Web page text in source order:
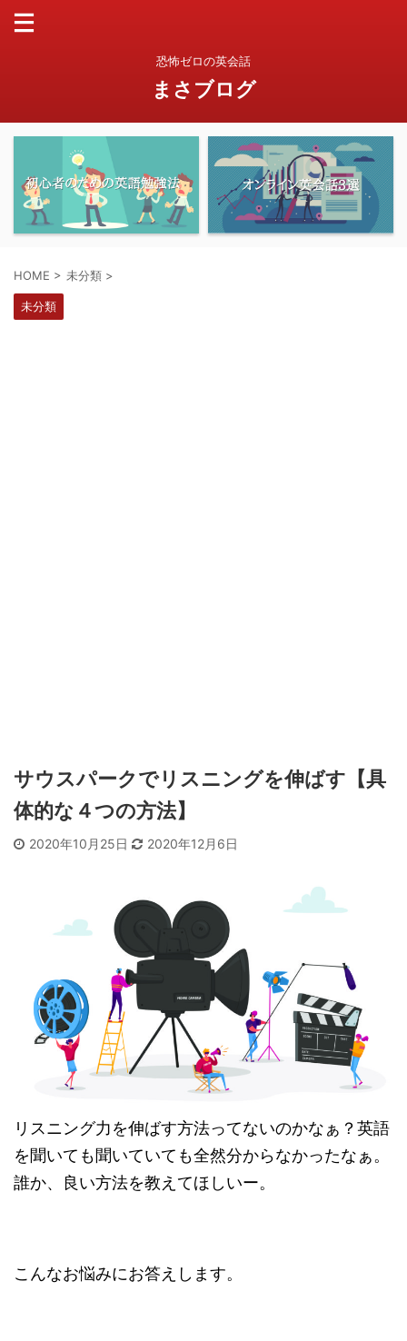
恐怖ゼロの英会話
まさブログ
HOME > 未分類 >
未分類
サウスパークでリスニングを伸ばす【具
体的な４つの方法】
2020年10月25日 2020年12月6日
リスニング力を伸ばす方法ってないのかなぁ？英語
を聞いても聞いていても全然分からなかったなぁ。
誰か、良い方法を教えてほしいー。
こんなお悩みにお答えします。